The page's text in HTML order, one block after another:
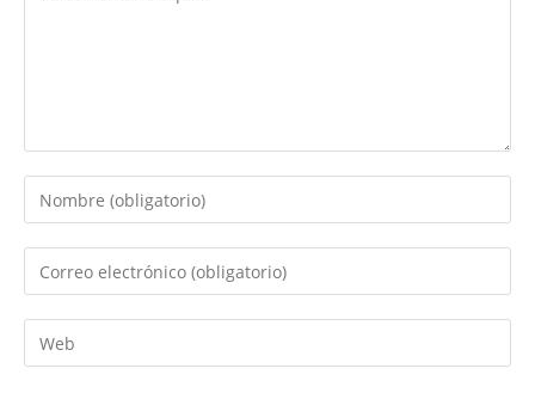
Introduce
tu
nombre
de
usuario
Introduce
tu
dirección
de
Introduce
la